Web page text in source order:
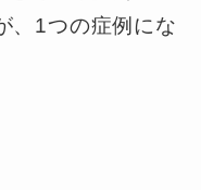
、1つの症例にな